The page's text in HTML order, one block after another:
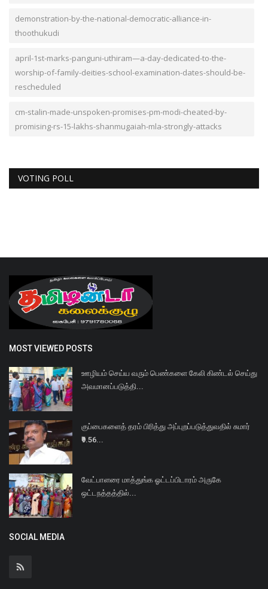
demonstration-by-the-national-democratic-alliance-in-
thoothukudi
april-1st-marks-panguni-uthiram—a-day-dedicated-to-the-
worship-of-family-deities-school-examination-dates-should-be-
rescheduled
cm-stalin-made-unspoken-promises-pm-modi-cheated-by-
promising-rs-15-lakhs-shanmugaiah-mla-strongly-attacks
VOTING POLL
MOST VIEWED POSTS
ஊழியம் செய்ய வரும் பெண்களை கேலி கிண்டல் செய்து
அவமானப்படுத்தி...
குப்பைகளைத் தரம் பிரித்து அப்புறப்படுத்துவதில் சுமார்
₹9.56...
வேட்பாளரை மாத்துங்க ஓட்டப்பிடாரம் அருகே
ஒட்டநத்தத்தில்...
SOCIAL MEDIA